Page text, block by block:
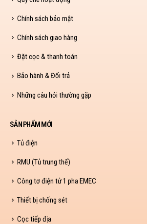
Chính sách bảo mật
Chính sách giao hàng
Đặt cọc & thanh toán
Bảo hành & Đổi trả
Những câu hỏi thường gặp
SẢN PHẨM MỚI
Tủ điện
RMU (Tủ trung thế)
Công tơ điện tử 1 pha EMEC
Thiết bị chống sét
Cọc tiếp địa